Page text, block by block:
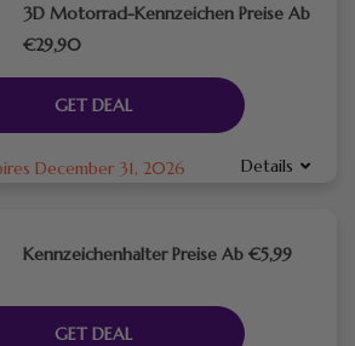
3D Motorrad-Kennzeichen Preise Ab
€29,90
GET DEAL
December 31, 2026 Details
Kennzeichenhalter Preise Ab €5,99
GET DEAL